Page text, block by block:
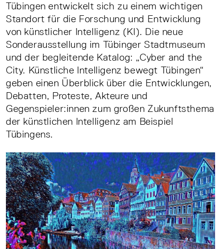
Tübingen entwickelt sich zu einem wichtigen
Standort für die Forschung und Entwicklung
von künstlicher Intelligenz (KI). Die neue
Sonderausstellung im Tübinger Stadtmuseum
und der begleitende Katalog: „Cyber and the
City. Künstliche Intelligenz bewegt Tübingen“
geben einen Überblick über die Entwicklungen,
Debatten, Proteste, Akteure und
Gegenspieler:innen zum großen Zukunftsthema
der künstlichen Intelligenz am Beispiel
Tübingens.